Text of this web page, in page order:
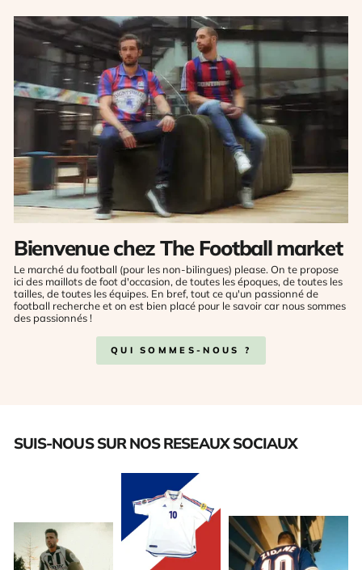
Bienvenue chez The Football market
Le marché du football (pour les non-bilingues) please. On te propose
ici des maillots de foot d'occasion, de toutes les époques, de toutes les
tailles, de toutes les équipes. En bref, tout ce qu'un passionné de
football recherche et on est bien placé pour le savoir car nous sommes
des passionnés !
QUI SOMMES-NOUS ?
SUIS-NOUS SUR NOS RESEAUX SOCIAUX